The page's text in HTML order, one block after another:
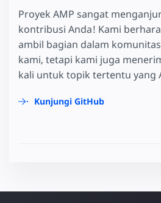
Proyek AMP sangat
kontribusi Anda! Kami
ambil bagian dalam
kami, tetapi kami juga
kali untuk topik tertentu yang
Kunjungi GitHub